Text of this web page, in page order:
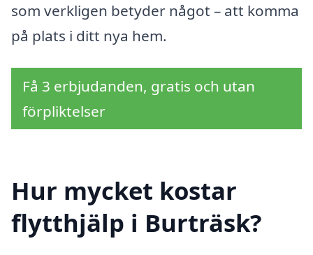
som verkligen betyder något – att komma
på plats i ditt nya hem.
Få 3 erbjudanden, gratis och utan
förpliktelser
Hur mycket kostar
flytthjälp i Burträsk?